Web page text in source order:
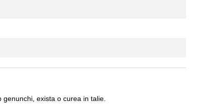
exista o curea in talie.